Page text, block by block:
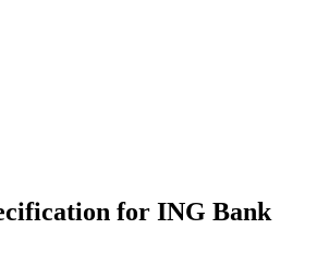
for ING Bank